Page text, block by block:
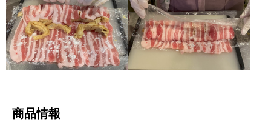
商品情報